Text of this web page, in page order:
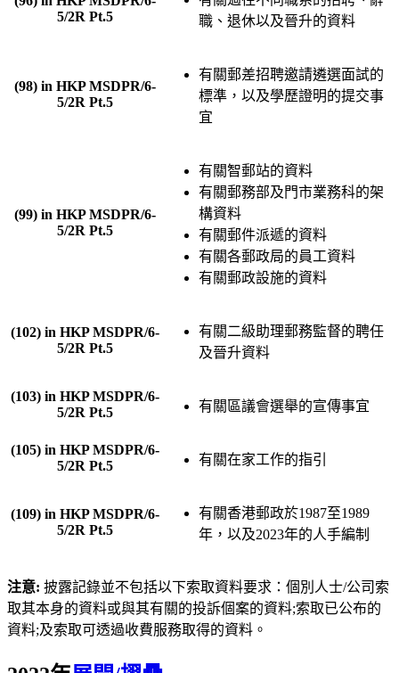
5/2R Pt.5
職、退休以及晉升的資料
(98) in HKP MSDPR/6-
5/2R Pt.5
有關郵差招聘邀請遴選面試的
標準，以及學歷證明的提交事
宜
(99) in HKP MSDPR/6-
5/2R Pt.5
有關智郵站的資料
有關郵務部及門市業務科的架
構資料
有關郵件派遞的資料
有關各郵政局的員工資料
有關郵政設施的資料
(102) in HKP MSDPR/6-
5/2R Pt.5
有關二級助理郵務監督的聘任
及晉升資料
(103) in HKP MSDPR/6-
5/2R Pt.5
有關區議會選舉的宣傳事宜
(105) in HKP MSDPR/6-
5/2R Pt.5
有關在家工作的指引
(109) in HKP MSDPR/6-
5/2R Pt.5
有關香港郵政於1987至1989
年，以及2023年的人手編制
注意: 披露記錄並不包括以下索取資料要求：個別人士/公司索
取其本身的資料或與其有關的投訴個案的資料;索取已公布的
資料;及索取可透過收費服務取得的資料。